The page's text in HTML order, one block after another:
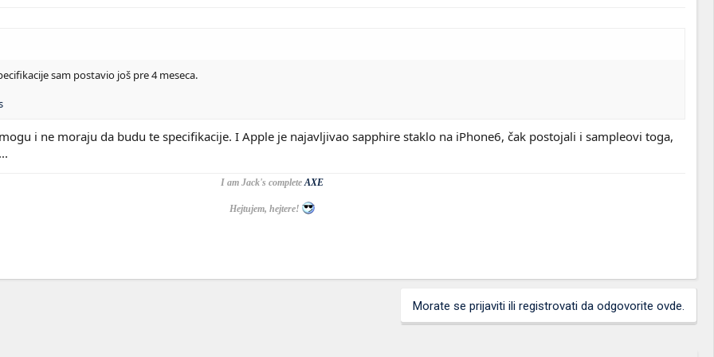
sam postavio još pre 4 meseca.
i ne moraju da budu te specifikacije. I Apple je najavljivao sapphire staklo na iPhone6, čak postojali i sampleovi toga,
I am Jack's completeAXE
Hejtujem, hejtere!
Morate se prijaviti ili registrovati da odgovorite ovde.